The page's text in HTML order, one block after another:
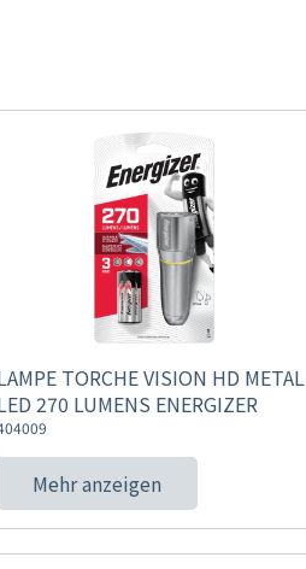
TORCHE VISION HD METAL
270 LUMENS ENERGIZER
Mehr anzeigen